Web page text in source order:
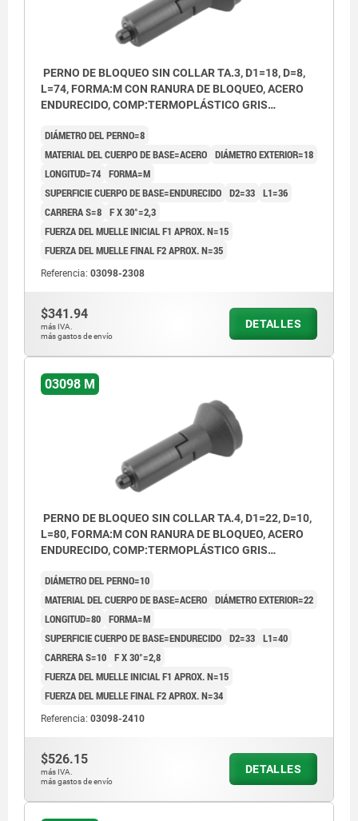
PERNO DE BLOQUEO SIN COLLAR TA.3, D1=18, D=8,
L=74, FORMA:M CON RANURA DE BLOQUEO, ACERO
ENDURECIDO, COMP:TERMOPLÁSTICO GRIS
DIÁMETRO DEL PERNO=8
MATERIAL DEL CUERPO DE BASE=ACERO DIÁMETRO EXTERIOR=18
LONGITUD=74 FORMA=M
SUPERFICIE CUERPO DE BASE=ENDURECIDO D2=33 L1=36
CARRERA S=8 F X 30°=2,3
FUERZA DEL MUELLE INICIAL F1 APROX. N=15
FUERZA DEL MUELLE FINAL F2 APROX. N=35
Referencia: 03098-2308
$341.94
más IVA.
más gastos de envío
DETALLES
03098 M
PERNO DE BLOQUEO SIN COLLAR TA.4, D1=22, D=10,
L=80, FORMA:M CON RANURA DE BLOQUEO, ACERO
ENDURECIDO, COMP:TERMOPLÁSTICO GRIS
DIÁMETRO DEL PERNO=10
MATERIAL DEL CUERPO DE BASE=ACERO DIÁMETRO EXTERIOR=22
LONGITUD=80 FORMA=M
SUPERFICIE CUERPO DE BASE=ENDURECIDO D2=33 L1=40
CARRERA S=10 F X 30°=2,8
FUERZA DEL MUELLE INICIAL F1 APROX. N=15
FUERZA DEL MUELLE FINAL F2 APROX. N=34
Referencia: 03098-2410
$526.15
más IVA.
más gastos de envío
DETALLES